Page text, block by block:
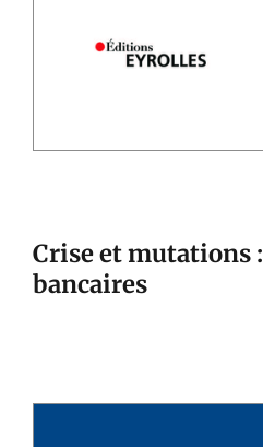
Crise et mutations
bancaires